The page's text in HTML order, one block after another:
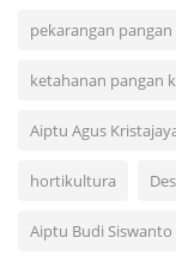
pekarangan pangan
ketahanan pangan
Aiptu Agus
hortikultura
Aiptu Budi Siswanto